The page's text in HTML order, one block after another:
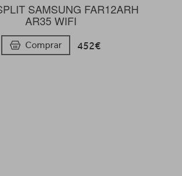
SAMSUNG FAR12ARH
AR35 WIFI
Comprar 452€